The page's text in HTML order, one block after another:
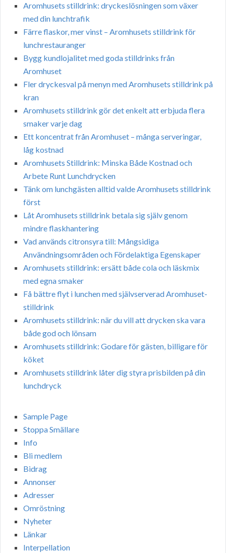
Aromhusets stilldrink: dryckeslösningen som växer
med din lunchtrafik
Färre flaskor, mer vinst – Aromhusets stilldrink för
lunchrestauranger
Bygg kundlojalitet med goda stilldrinks från
Aromhuset
Fler dryckesval på menyn med Aromhusets stilldrink på
kran
Aromhusets stilldrink gör det enkelt att erbjuda flera
smaker varje dag
Ett koncentrat från Aromhuset – många serveringar,
låg kostnad
Aromhusets Stilldrink: Minska Både Kostnad och
Arbete Runt Lunchdrycken
Tänk om lunchgästen alltid valde Aromhusets stilldrink
först
Låt Aromhusets stilldrink betala sig själv genom
mindre flaskhantering
Vad används citronsyra till: Mångsidiga
Användningsområden och Fördelaktiga Egenskaper
Aromhusets stilldrink: ersätt både cola och läskmix
med egna smaker
Få bättre flyt i lunchen med självserverad Aromhuset-
stilldrink
Aromhusets stilldrink: när du vill att drycken ska vara
både god och lönsam
Aromhusets stilldrink: Godare för gästen, billigare för
köket
Aromhusets stilldrink låter dig styra prisbilden på din
lunchdryck
Sample Page
Stoppa Smällare
Info
Bli medlem
Bidrag
Annonser
Adresser
Omröstning
Nyheter
Länkar
Interpellation